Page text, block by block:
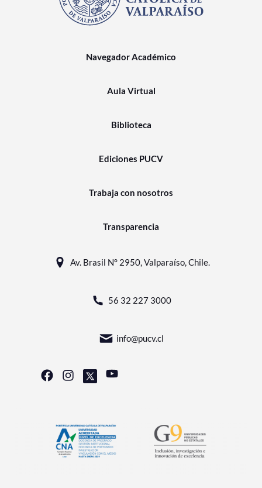
Navegador Académico
Aula Virtual
Biblioteca
Ediciones PUCV
Trabaja con nosotros
Transparencia
Av. Brasil N° 2950, Valparaíso, Chile.
56 32 227 3000
info@pucv.cl